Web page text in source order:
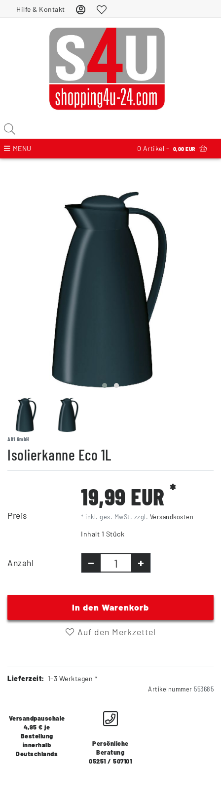
Hilfe & Kontakt
MENU 0 Artikel - 0,00 EUR
Alfi GmbH
Isolierkanne Eco 1L
Preis
19,99 EUR*
* inkl. ges. MwSt. zzgl. Versandkosten
Inhalt 1 Stück
Anzahl
In den Warenkorb
Auf den Merkzettel
Lieferzeit: 1-3 Werktagen *
Artikelnummer 553685
Versandpauschale
4,95 € je
Bestellung
innerhalb
Deutschlands
Persönliche
Beratung
05251 / 507101